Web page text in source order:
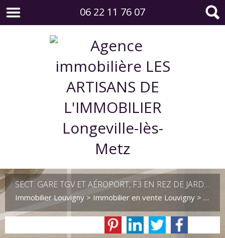
06 22 11 76 07
SECT. GARE TGV ET AÉROPORT, F3 EN REZ DE JARDIN.
Immobilier Louvigny > Immobilier en vente Louvigny > T3